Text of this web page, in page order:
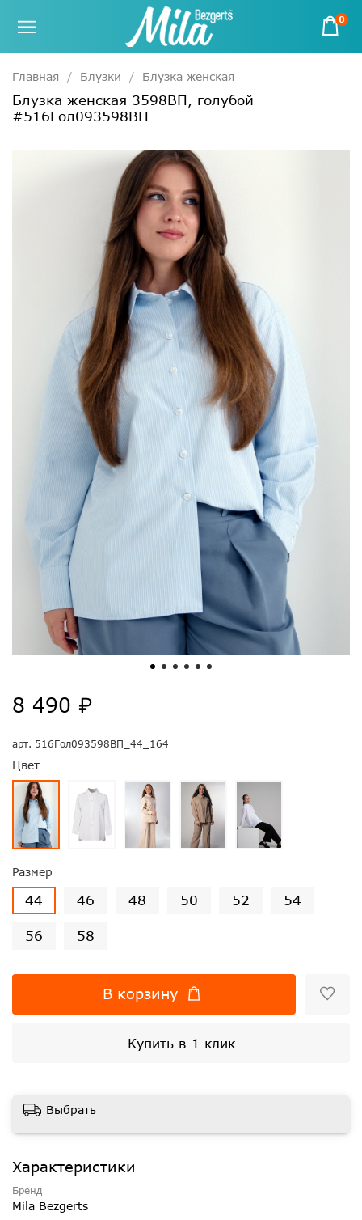
0
Главная Блузки Блузка женская
Блузка женская 3598ВП, голубой
#516Гол093598ВП
арт. 516Гол093598ВП_44_164
Цвет
Размер
44 46 48 50 52 54
56 58
8 490 ₽
В корзину
Купить в 1 клик
Выбрать
Характеристики
Бренд
Mila Bezgerts